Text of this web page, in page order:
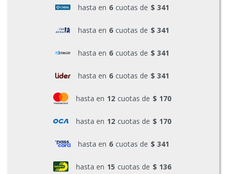
hasta en 6 cuotas de $ 341
hasta en 6 cuotas de $ 341
hasta en 6 cuotas de $ 341
hasta en 6 cuotas de $ 341
hasta en 12 cuotas de $ 170
hasta en 12 cuotas de $ 170
hasta en 6 cuotas de $ 341
hasta en 15 cuotas de $ 136
Piscinas e Inflables